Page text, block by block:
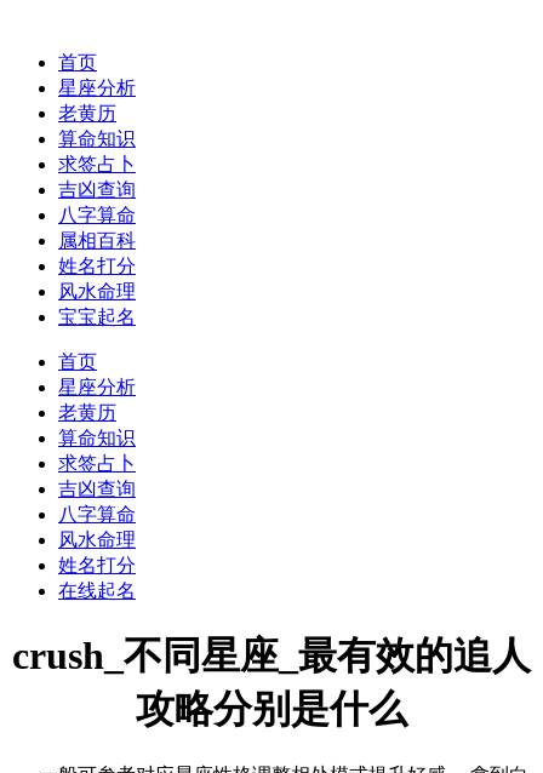
首页
星座分析
老黄历
算命知识
求签占卜
吉凶查询
八字算命
属相百科
姓名打分
风水命理
宝宝起名
首页
星座分析
老黄历
算命知识
求签占卜
吉凶查询
八字算命
风水命理
姓名打分
在线起名
crush_不同星座_最有效的追人
攻略分别是什么